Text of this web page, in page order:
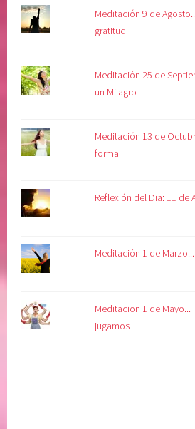
Meditación 9 de
gratitud
Meditación 25 de
un Milagro
Meditación 13 de
forma
Reflexión del Dia: 11 de
Meditación 1 de
Meditacion 1 de Mayo...
jugamos